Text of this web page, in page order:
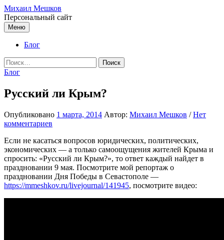
Перейти
к
содержимому
Михаил Мешков
Персональный сайт
Меню
Блог
Найти:
Блог
Русский ли Крым?
Опубликовано 1 марта, 2014 Автор: Михаил Мешков /Нет
комментариев
Если не касаться вопросов юридических, политических,
экономических — а только самоощущения жителей Крыма и
спросить: «Русский ли Крым?», то ответ каждый найдет в
праздновании 9 мая. Посмотрите мой репортаж о
праздновании Дня Победы в Севастополе —
https://mmeshkov.ru/livejournal/141945, посмотрите видео: